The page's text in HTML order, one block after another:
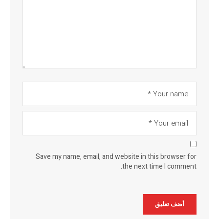
Save my name, email, and website in this browser for
the next time I comment.